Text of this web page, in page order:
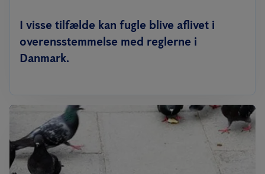
I visse tilfælde kan fugle blive aflivet i
overensstemmelse med reglerne i
Danmark.